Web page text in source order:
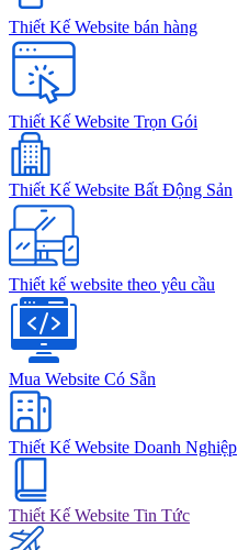
Thiết Kế Website bán hàng
Thiết Kế Website Trọn Gói
Thiết Kế Website Bất Động Sản
Thiết kế website theo yêu cầu
Mua Website Có Sẵn
Thiết Kế Website Doanh Nghiệp
Thiết Kế Website Tin Tức